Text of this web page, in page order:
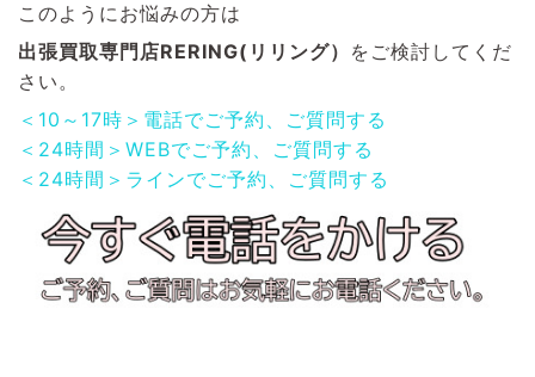
このようにお悩みの方は
出張買取専門店RERING(リリング） をご検討してくだ
さい。
＜10～17時＞電話でご予約、ご質問する
＜24時間＞WEBでご予約、ご質問する
＜24時間＞ラインでご予約、ご質問する